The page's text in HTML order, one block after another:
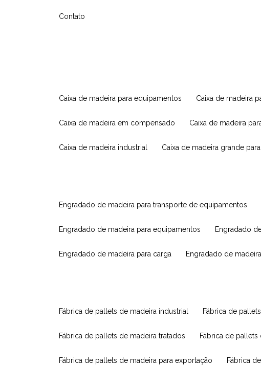
Contato
caixa de madeira para equipamentos caixa de madeira
caixa de madeira em compensado caixa de madeira
caixa de madeira industrial caixa de madeira grande
engradado de madeira para transporte de equipamentos
engradado de madeira para equipamentos engradado
engradado de madeira para carga engradado de
fábrica de pallets de madeira industrial fábrica de
fábrica de pallets de madeira tratados fábrica de pallets
fábrica de pallets de madeira para exportação fábrica